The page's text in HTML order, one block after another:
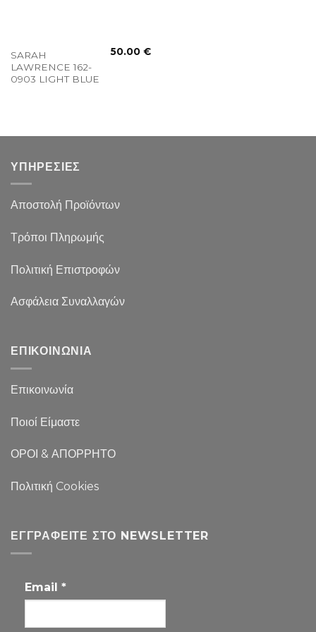
SARAH
LAWRENCE 162-
0903 LIGHT BLUE
50.00€
ΥΠΗΡΕΣΙΕΣ
Αποστολή Προϊόντων
Τρόποι Πληρωμής
Πολιτική Επιστροφών
Ασφάλεια Συναλλαγών
ΕΠΙΚΟΙΝΩΝΙΑ
Επικοινωνία
Ποιοί Είμαστε
ΟΡΟΙ & ΑΠΟΡΡΗΤΟ
Πολιτική Cookies
ΕΓΓΡΑΦΕΊΤΕ ΣΤΟ NEWSLETTER
Email *